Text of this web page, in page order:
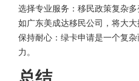
选择专业服务：移民政策复杂
如广东美成达移民公司，将大大
保持耐心：绿卡申请是一个复
力。